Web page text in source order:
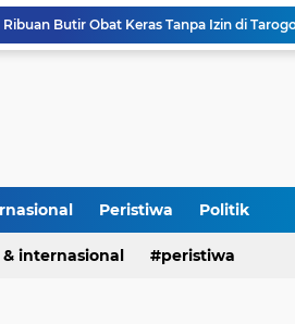
Peristiwa Politik
& internasional peristiwa